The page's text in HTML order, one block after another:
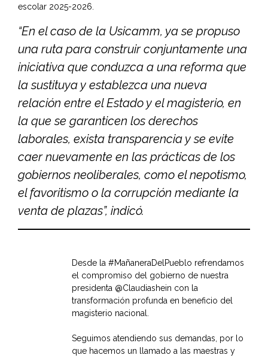
escolar 2025-2026.
“En el caso de la Usicamm, ya se propuso
una ruta para construir conjuntamente una
iniciativa que conduzca a una reforma que
la sustituya y establezca una nueva
relación entre el Estado y el magisterio, en
la que se garanticen los derechos
laborales, exista transparencia y se evite
caer nuevamente en las prácticas de los
gobiernos neoliberales, como el nepotismo,
el favoritismo o la corrupción mediante la
venta de plazas”, indicó.
Desde la #MañaneraDelPueblo refrendamos
el compromiso del gobierno de nuestra
presidenta @Claudiashein con la
transformación profunda en beneficio del
magisterio nacional.
Seguimos atendiendo sus demandas, por lo
que hacemos un llamado a las maestras y